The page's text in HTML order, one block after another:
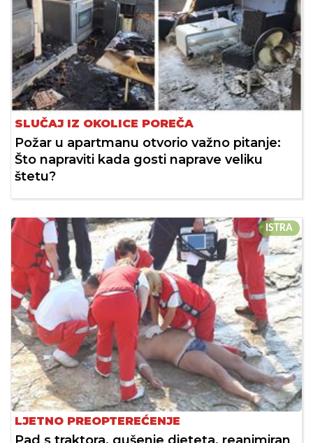
SLUČAJ IZ OKOLICE POREČA
Požar u apartmanu otvorio važno pitanje:
Što napraviti kada gosti naprave veliku
štetu?
ISTRA
LJETNO PREOPTEREĆENJE